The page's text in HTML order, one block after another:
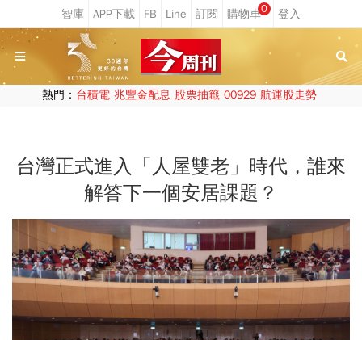
0
熱門： 台積電 兆豐金配息 股票抽籤 00929 航運股走勢
台灣正式進入「人屋雙老」時代，誰來
解答下一個安居課題？